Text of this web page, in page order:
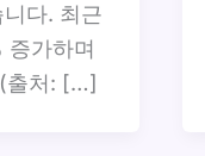
다. 최근
증가하며
출처: […]